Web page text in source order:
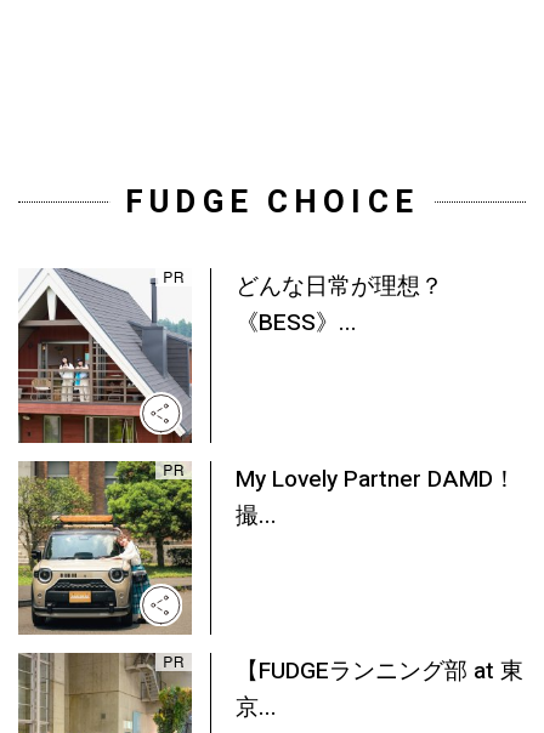
FUDGE CHOICE
どんな日常が理想？
《BESS》...
My Lovely Partner DAMD！
撮...
【FUDGEランニング部 at 東
京...